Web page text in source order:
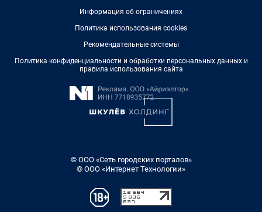
Информация об ограничениях
Политика использования cookies
Рекомендательные системы
Политика конфиденциальности и обработки персональных данных и
правила использования сайта
© ООО «Сеть городских порталов»
© ООО «Интернет Технологии»